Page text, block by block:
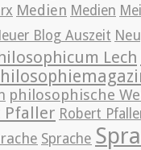
Medien Medien
Blog Auszeit
Lech
philosophische
Pfaller Robert
Sprache